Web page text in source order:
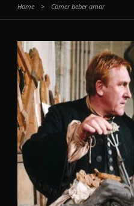
Home > Comer beber amar